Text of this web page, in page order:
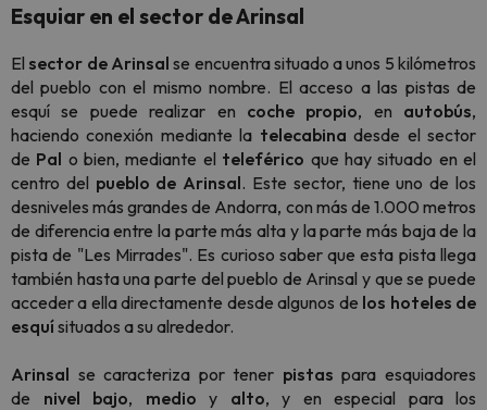
Esquiar en el sector de Arinsal
El sector de Arinsal se encuentra situado a unos 5 kilómetros
del pueblo con el mismo nombre. El acceso a las pistas de
esquí se puede realizar en coche propio, en autobús,
haciendo conexión mediante la telecabina desde el sector
de Pal o bien, mediante el teleférico que hay situado en el
centro del pueblo de Arinsal. Este sector, tiene uno de los
desniveles más grandes de Andorra, con más de 1.000 metros
de diferencia entre la parte más alta y la parte más baja de la
pista de "Les Mirrades". Es curioso saber que esta pista llega
también hasta una parte del pueblo de Arinsal y que se puede
acceder a ella directamente desde algunos de los hoteles de
esquísituados a su alrededor.
Arinsal se caracteriza por tener pistas para esquiadores
de nivel bajo, medio y alto, y en especial para los